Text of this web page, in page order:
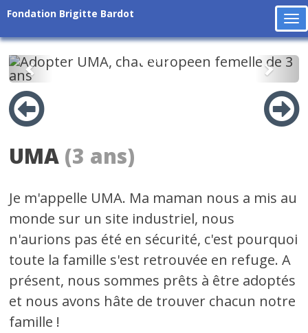
Fondation Brigitte Bardot
Précédent
UMA (3 ans)
Je m'appelle UMA. Ma maman nous a mis au
monde sur un site industriel, nous
n'aurions pas été en sécurité, c'est pourquoi
toute la famille s'est retrouvée en refuge. A
présent, nous sommes prêts à être adoptés
et nous avons hâte de trouver chacun notre
famille !